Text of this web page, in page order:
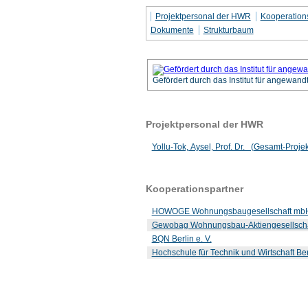
Projektpersonal der HWR
Dokumente
Strukturbaum
Gefördert durch das Institut für
Projektpersonal der HWR
Yollu-Tok, Aysel, Prof. Dr. (Gesamt-
Kooperationspartner
HOWOGE Wohnungsbaugesellschaft
Gewobag Wohnungsbau-
BQN Berlin e. V.
Hochschule für Technik und Wirtschaft